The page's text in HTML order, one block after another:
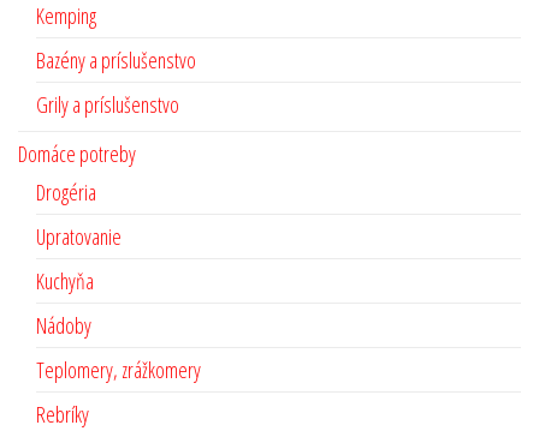
Kemping
Bazény a príslušenstvo
Grily a príslušenstvo
Domáce potreby
Drogéria
Upratovanie
Kuchyňa
Nádoby
Teplomery, zrážkomery
Rebríky